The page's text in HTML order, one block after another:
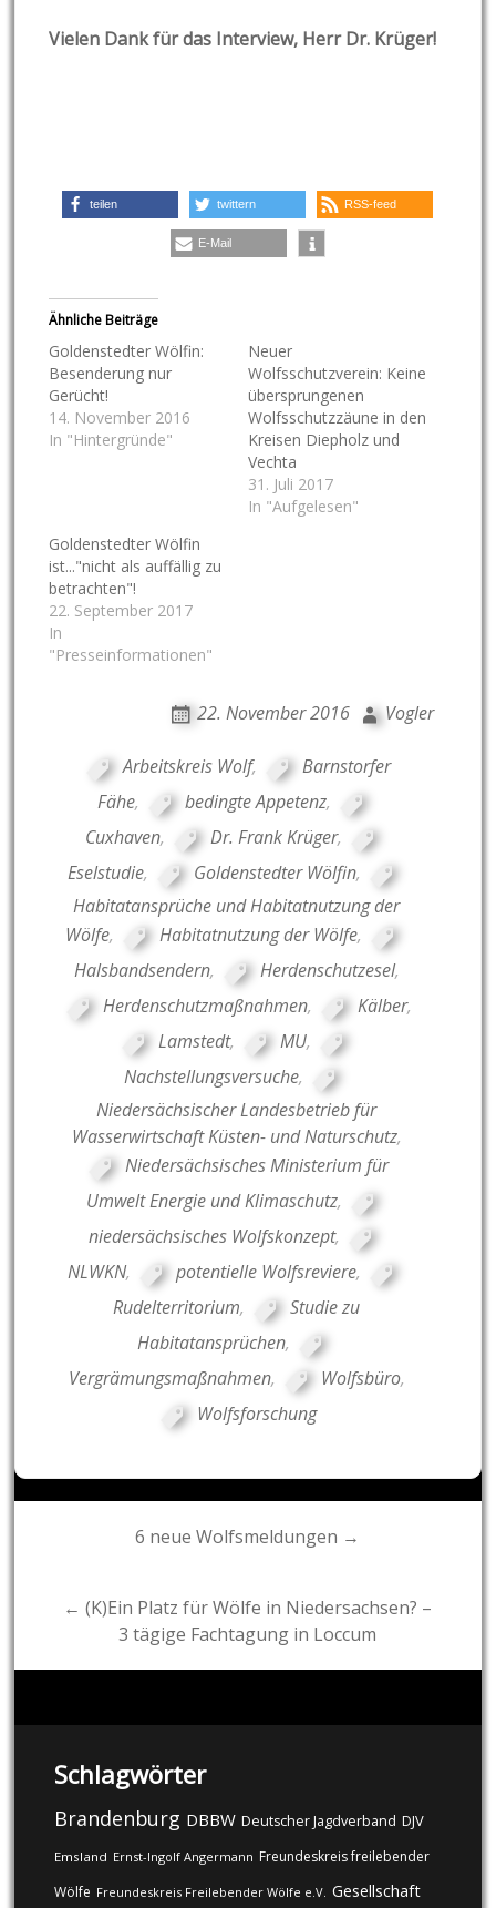
Vielen Dank für das Interview, Herr Dr. Krüger!
teilen twittern RSS-feed
E-Mail
Ähnliche Beiträge
Goldenstedter Wölfin:
Besenderung nur
Gerücht!
14. November 2016
In "Hintergründe"
Neuer
Wolfsschutzverein: Keine
übersprungenen
Wolfsschutzzäune in den
Kreisen Diepholz und
Vechta
31. Juli 2017
In "Aufgelesen"
Goldenstedter Wölfin
ist..."nicht als auffällig zu
betrachten"!
22. September 2017
In
"Presseinformationen"
22. November 2016 Vogler
Arbeitskreis Wolf,
Barnstorfer
Fähe, bedingte Appetenz,
Cuxhaven, Dr. Frank Krüger,
Eselstudie, Goldenstedter Wölfin,
Habitatansprüche und Habitatnutzung der
Wölfe, Habitatnutzung der Wölfe,
Halsbandsendern, Herdenschutzesel,
Herdenschutzmaßnahmen, Kälber,
Lamstedt, MU,
Nachstellungsversuche,
Niedersächsischer Landesbetrieb für
Wasserwirtschaft Küsten- und Naturschutz,
Niedersächsisches Ministerium für
Umwelt Energie und Klimaschutz,
niedersächsisches Wolfskonzept,
NLWKN, potentielle Wolfsreviere,
Rudelterritorium,
Studie zu
Habitatansprüchen,
Vergrämungsmaßnahmen, Wolfsbüro,
Wolfsforschung
6 neue Wolfsmeldungen →
← (K)Ein Platz für Wölfe in Niedersachsen? –
3 tägige Fachtagung in Loccum
Schlagwörter
Brandenburg DBBW Deutscher Jagdverband DJV
Emsland Ernst-Ingolf Angermann Freundeskreis freilebender
Wölfe Freundeskreis Freilebender Wölfe e.V. Gesellschaft